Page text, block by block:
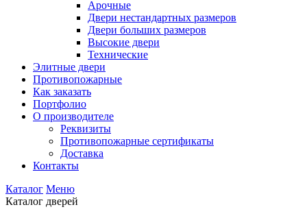
Арочные
Двери нестандартных размеров
Двери больших размеров
Высокие двери
Технические
Элитные двери
Противопожарные
Как заказать
Портфолио
О производителе
Реквизиты
Противопожарные сертификаты
Доставка
Контакты
Каталог Меню
Каталог дверей